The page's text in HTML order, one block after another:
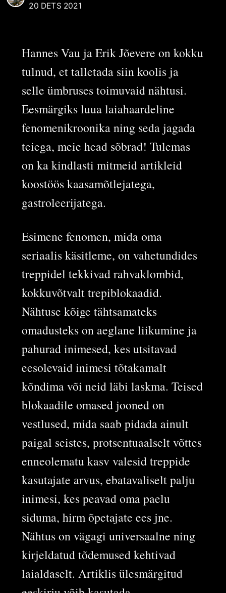
20 DETS 2021
Hannes Vau ja Erik Jõevere on kokku
tulnud, et talletada siin koolis ja
selle ümbruses toimuvaid nähtusi.
Eesmärgiks luua laiahaardeline
fenomenikroonika ning seda jagada
teiega, meie head sõbrad! Tulemas
on ka kindlasti mitmeid artikleid
koostöös kaasamõtlejatega,
gastroleerijatega.
Esimene fenomen, mida oma
seriaalis käsitleme, on vahetundides
treppidel tekkivad rahvaklombid,
kokkuvõtvalt trepiblokaadid.
Nähtuse kõige tähtsamateks
omadusteks on aeglane liikumine ja
pahurad inimesed, kes utsitavad
eesolevaid inimesi tõtakamalt
kõndima või neid läbi laskma. Teised
blokaadile omased jooned on
vestlused, mida saab pidada ainult
paigal seistes, protsentuaalselt võttes
enneolematu kasv valesid treppide
kasutajate arvus, ebatavaliselt palju
inimesi, kes peavad oma paelu
siduma, hirm õpetajate ees jne.
Nähtus on vägagi universaalne ning
kirjeldatud tõdemused kehtivad
laialdaselt. Artiklis ülesmärgitud